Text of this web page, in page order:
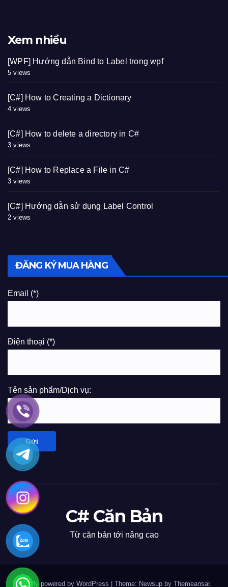
Xem nhiều
[WPF] Hướng dẫn Bind to Label trong wpf
5 views
[C#] How to Creating a Dictionary
4 views
[C#] How to delete a directory in C#
3 views
[C#] How to Replace a File in C#
3 views
[C#] Hướng dẫn sử dụng Label Control
2 views
ĐĂNG KÝ MUA HÀNG
Email (*)
Điện thoại (*)
Tên sản phẩm/Dịch vụ:
C# Căn Bản
Từ căn bản tới nâng cao
Proudly powered by WordPress Theme: Newsup by Themeansar.